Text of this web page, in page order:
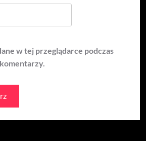
w tej przeglądarce podczas